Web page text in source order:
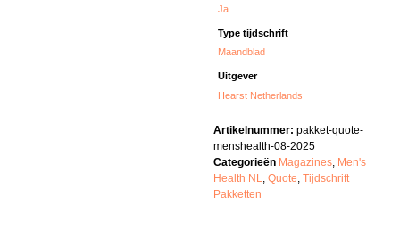
Ja
Type tijdschrift
Maandblad
Uitgever
Hearst Netherlands
Artikelnummer: pakket-quote-
menshealth-08-2025
Categorieën Magazines, Men's
Health NL, Quote, Tijdschrift
Pakketten